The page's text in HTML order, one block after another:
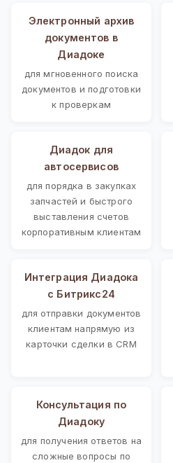
Электронный архив
документов в
Диадоке
для мгновенного поиска
документов и подготовки
к проверкам
Диадок для
автосервисов
для порядка в закупках
запчастей и быстрого
выставления счетов
корпоративным клиентам
Интеграция Диадока
с Битрикс24
для отправки документов
клиентам напрямую из
карточки сделки в CRM
Консультация по
Диадоку
для получения ответов на
сложные вопросы по